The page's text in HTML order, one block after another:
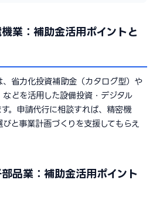
業：補助金活用ポイントと
省力化投資補助金（カタログ型）や
どを活用した設備投資・デジタル
。申請代行に相談すれば、精密機
と事業計画づくりを支援してもらえ
品業：補助金活用ポイント